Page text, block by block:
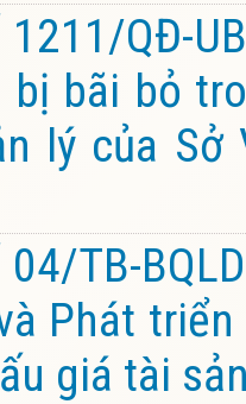
QĐ-
bãi bỏ
lý của
TB-
Phát
giá tài